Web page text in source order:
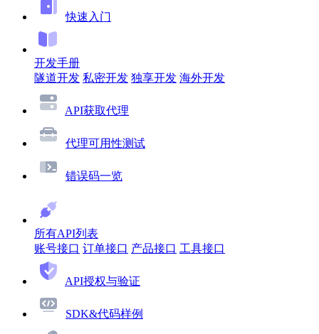
快速入门
开发手册
隧道开发 私密开发 独享开发 海外开发
API获取代理
代理可用性测试
错误码一览
所有API列表
账号接口 订单接口 产品接口 工具接口
API授权与验证
SDK&代码样例